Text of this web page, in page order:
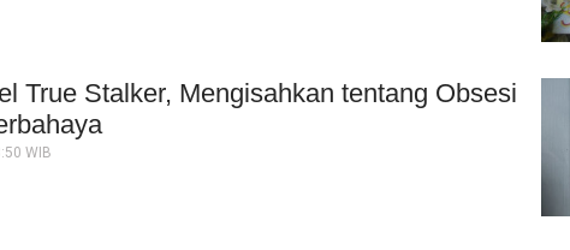
True Stalker, Mengisahkan tentang Obsesi
WIB